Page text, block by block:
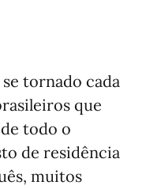
tornado cada
que
todo o
de residência
muitos